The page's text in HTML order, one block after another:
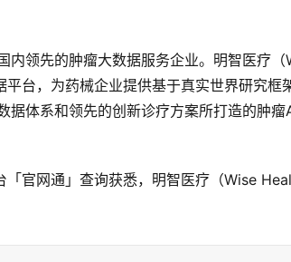
领先的肿瘤大数据服务企业。明智医疗（
台，为药械企业提供基于真实世界研究框
体系和领先的创新诊疗方案所打造的肿瘤
「官网通」查询获悉，明智医疗（Wise